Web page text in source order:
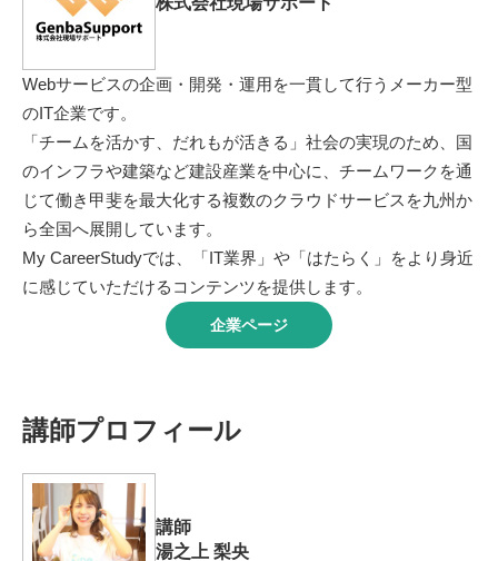
Webサービスの企画・開発・運用を一貫して行うメーカー型
のIT企業です。
「チームを活かす、だれもが活きる」社会の実現のため、国
のインフラや建築など建設産業を中心に、チームワークを通
じて働き甲斐を最大化する複数のクラウドサービスを九州か
ら全国へ展開しています。
My CareerStudyでは、「IT業界」や「はたらく」をより身近
に感じていただけるコンテンツを提供します。
企業ページ
講師プロフィール
講師
湯之上 梨央